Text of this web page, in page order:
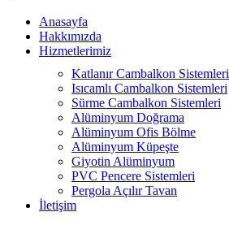
Anasayfa
Hakkımızda
Hizmetlerimiz
Katlanır Cambalkon Sistemleri
Isıcamlı Cambalkon Sistemleri
Sürme Cambalkon Sistemleri
Alüminyum Doğrama
Alüminyum Ofis Bölme
Alüminyum Küpeşte
Giyotin Alüminyum
PVC Pencere Sistemleri
Pergola Açılır Tavan
İletişim